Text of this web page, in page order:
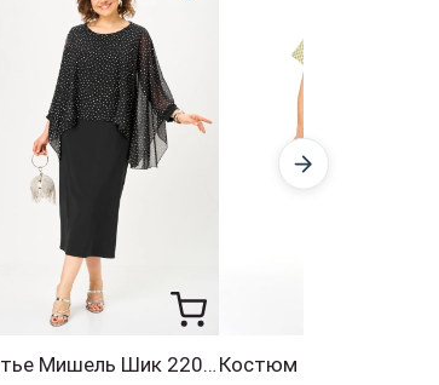
Платье Мишель Шик 2202 черный + горох